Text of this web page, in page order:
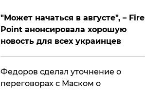
"Может начаться в августе", – Fire
Point анонсировала хорошую
новость для всех украинцев
Федоров сделал уточнение о
переговорах с Маском о